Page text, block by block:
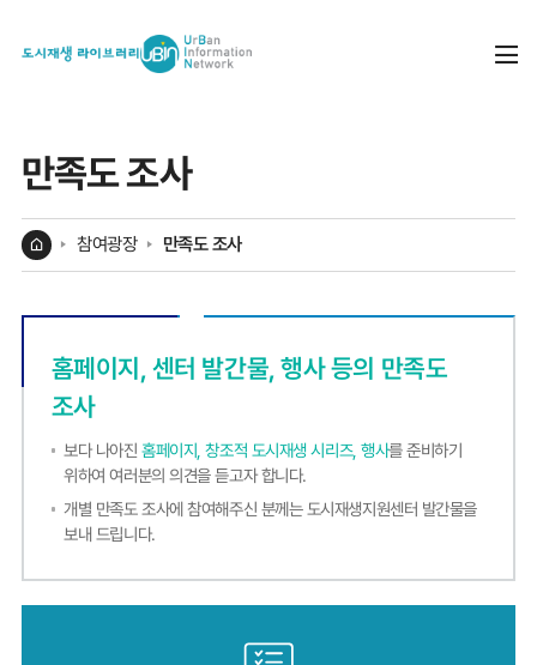
만족도 조사
홈 참여광장 만족도 조사
홈페이지, 센터 발간물, 행사 등의 만족도
조사
보다 나아진홈페이지, 창조적 도시재생 시리즈, 행사를 준비하기
위하여 여러분의 의견을 듣고자 합니다.
개별 만족도 조사에 참여해주신 분께는 도시재생지원센터 발간물을
보내 드립니다.